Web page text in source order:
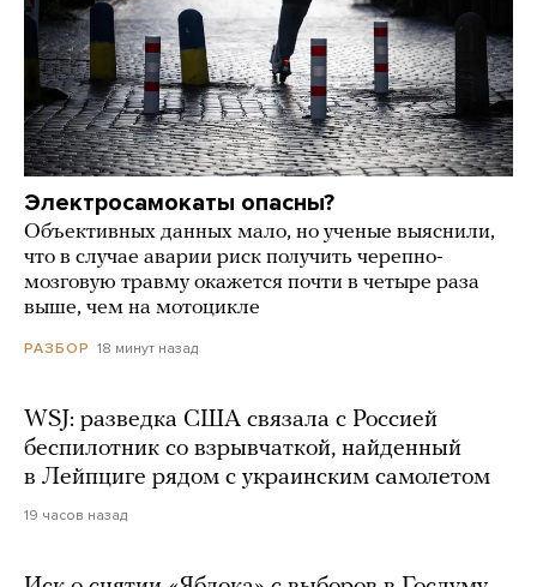
Электросамокаты опасны?
Объективных данных мало, но ученые выяснили,
что в случае аварии риск получить черепно-
мозговую травму окажется почти в четыре раза
выше, чем на мотоцикле
РАЗБОР 18 минут назад
WSJ: разведка США связала с Россией
беспилотник со взрывчаткой, найденный
в Лейпциге рядом с украинским самолетом
19 часов назад